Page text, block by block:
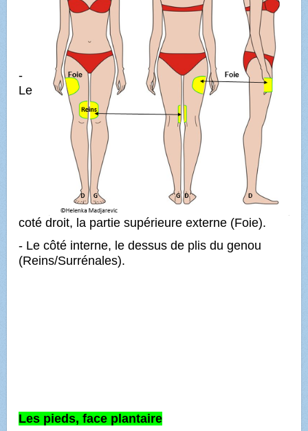
-
Le
coté droit, la partie supérieure externe (Foie).
- Le côté interne, le dessus de plis du genou
(Reins/Surrénales).
Les pieds, face plantaire